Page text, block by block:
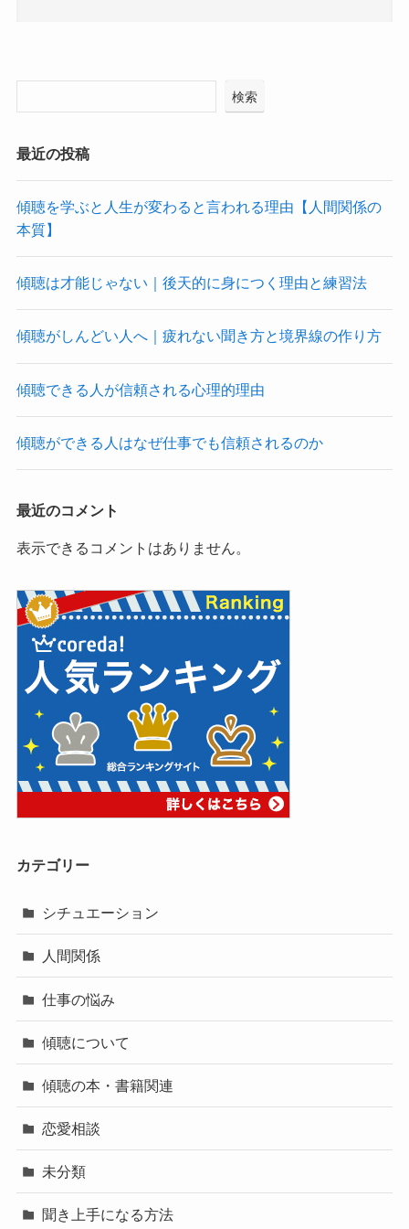
検索
最近の投稿
傾聴を学ぶと人生が変わると言われる理由【人間関係の
本質】
傾聴は才能じゃない｜後天的に身につく理由と練習法
傾聴がしんどい人へ｜疲れない聞き方と境界線の作り方
傾聴できる人が信頼される心理的理由
傾聴ができる人はなぜ仕事でも信頼されるのか
最近のコメント
表示できるコメントはありません。
カテゴリー
シチュエーション
人間関係
仕事の悩み
傾聴について
傾聴の本・書籍関連
恋愛相談
未分類
聞き上手になる方法